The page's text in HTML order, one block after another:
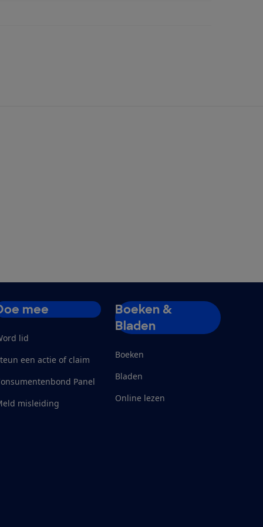
mee
lid
een actie of claim
Panel
misleiding
Boeken &
Bladen
Boeken
Bladen
Online lezen